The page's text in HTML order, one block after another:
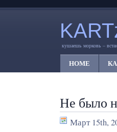
кушаешь морковь –
HOME
Не было
Март 15th,